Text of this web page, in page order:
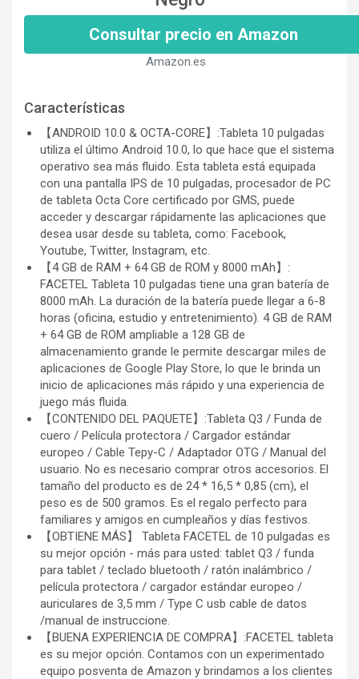
Consultar precio en Amazon
Amazon.es
Características
【ANDROID 10.0 & OCTA-CORE】:Tableta 10 pulgadas
utiliza el último Android 10.0, lo que hace que el sistema
operativo sea más fluido. Esta tableta está equipada
con una pantalla IPS de 10 pulgadas, procesador de PC
de tableta Octa Core certificado por GMS, puede
acceder y descargar rápidamente las aplicaciones que
desea usar desde su tableta, como: Facebook,
Youtube, Twitter, Instagram, etc.
【4 GB de RAM + 64 GB de ROM y 8000 mAh】:
FACETEL Tableta 10 pulgadas tiene una gran batería de
8000 mAh. La duración de la batería puede llegar a 6-8
horas (oficina, estudio y entretenimiento). 4 GB de RAM
+ 64 GB de ROM ampliable a 128 GB de
almacenamiento grande le permite descargar miles de
aplicaciones de Google Play Store, lo que le brinda un
inicio de aplicaciones más rápido y una experiencia de
juego más fluida.
【CONTENIDO DEL PAQUETE】:Tableta Q3 / Funda de
cuero / Película protectora / Cargador estándar
europeo / Cable Tepy-C / Adaptador OTG / Manual del
usuario. No es necesario comprar otros accesorios. El
tamaño del producto es de 24 * 16,5 * 0,85 (cm), el
peso es de 500 gramos. Es el regalo perfecto para
familiares y amigos en cumpleaños y días festivos.
【OBTIENE MÁS】 Tableta FACETEL de 10 pulgadas es
su mejor opción - más para usted: tablet Q3 / funda
para tablet / teclado bluetooth / ratón inalámbrico /
película protectora / cargador estándar europeo /
auriculares de 3,5 mm / Type C usb cable de datos
/manual de instruccione.
【BUENA EXPERIENCIA DE COMPRA】:FACETEL tableta
es su mejor opción. Contamos con un experimentado
equipo posventa de Amazon y brindamos a los clientes